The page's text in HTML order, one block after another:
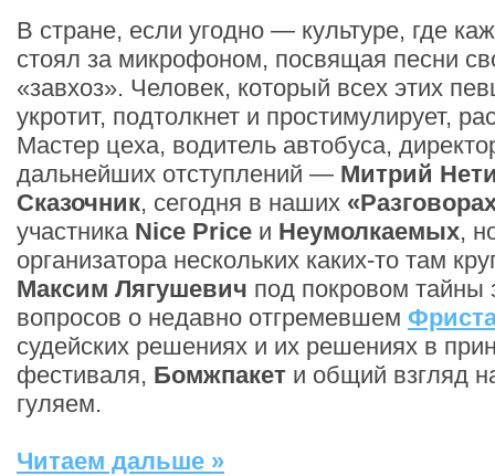
В стране, если угодно — культуре, где
стоял за микрофоном, посвящая песни
«завхоз». Человек, который всех этих
укротит, подтолкнет и простимулирует,
Мастер цеха, водитель автобуса,
дальнейших отступлений — Митрий
Сказочник, сегодня в наших
участника Nice Price и Неумолкаемых,
организатора нескольких каких-то там
Максим Лягушевич под покровом тайны
вопросов о недавно отгремевшем
судейских решениях и их решениях в
фестиваля, Бомжпакет и общий взгляд
гуляем.
Читаем дальше »